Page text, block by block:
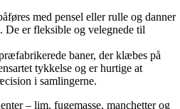
med pensel eller rulle og danner
De er fleksible og velegnede til
baner, der klæbes på
tykkelse og er hurtige at
i samlingerne.
– lim, fugemasse, manchetter og